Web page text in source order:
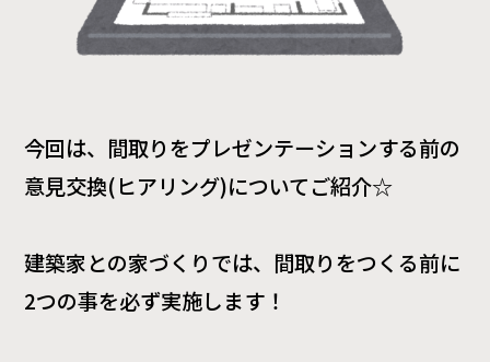
今回は、間取りをプレゼンテーションする前の
意見交換(ヒアリング)についてご紹介☆
建築家との家づくりでは、間取りをつくる前に
2つの事を必ず実施します！